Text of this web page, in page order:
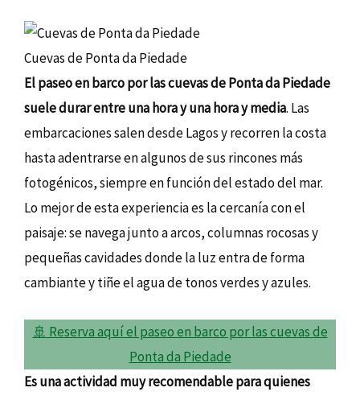
Cuevas de Ponta da Piedade
El paseo en barco por las cuevas de Ponta da Piedade
suele durar entre una hora y una hora y media. Las
embarcaciones salen desde Lagos y recorren la costa
hasta adentrarse en algunos de sus rincones más
fotogénicos, siempre en función del estado del mar.
Lo mejor de esta experiencia es la cercanía con el
paisaje: se navega junto a arcos, columnas rocosas y
pequeñas cavidades donde la luz entra de forma
cambiante y tiñe el agua de tonos verdes y azules.
🚢 Reserva aquí el paseo en barco por las cuevas de
Ponta da Piedade
Es una actividad muy recomendable para quienes